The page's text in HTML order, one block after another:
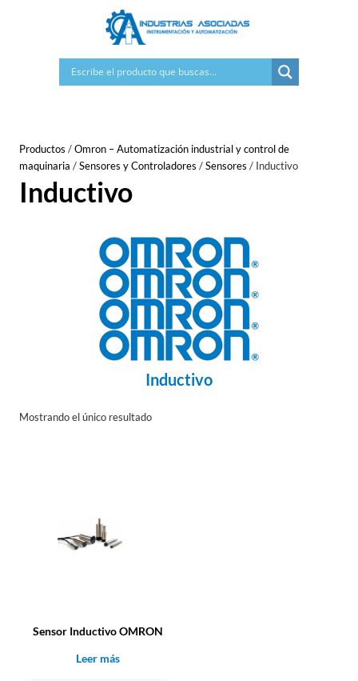
Productos /Omron – Automatización industrial y control de
maquinaria /Sensores y Controladores /Sensores / Inductivo
Inductivo
Inductivo
Mostrando el único resultado
Sensor Inductivo OMRON
Leer más